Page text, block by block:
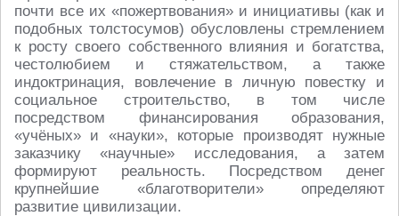
почти все их «пожертвования» и инициативы (как и
подобных толстосумов) обусловлены стремлением
к росту своего собственного влияния и богатства,
честолюбием и стяжательством, а также
индоктринация, вовлечение в личную повестку и
социальное строительство, в том числе
посредством финансирования образования,
«учёных» и «науки», которые производят нужные
заказчику «научные» исследования, а затем
формируют реальность. Посредством денег
крупнейшие «благотворители» определяют
развитие цивилизации.